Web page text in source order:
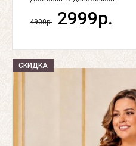
4900р. 2999р.
СКИДКА